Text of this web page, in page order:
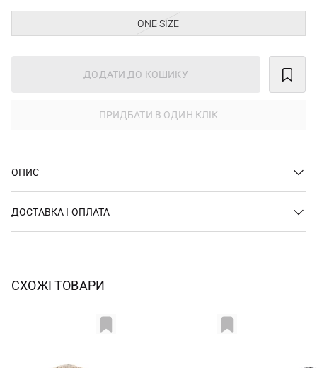
ONE SIZE
ДОДАТИ ДО КОШИКУ
ПРИДБАТИ В ОДИН КЛІК
ОПИС
ДОСТАВКА І ОПЛАТА
СХОЖІ ТОВАРИ